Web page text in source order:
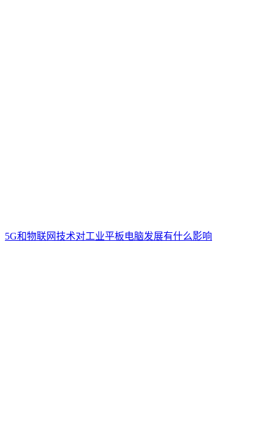
5G和物联网技术对工业平板电脑发展有什么影响